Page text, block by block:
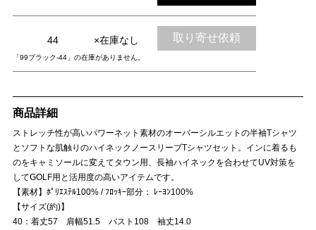
44 ×在庫なし 取り寄せ依頼
「99ブラック-44」の在庫がありません。
商品詳細
ストレッチ性が高いパワーネット素材のオーバーシルエットの半袖Tシャツ
とソフトな肌触りのハイネックノースリーブTシャツセット。インに着るも
のをキャミソールに変えてタウン用、長袖ハイネックを合わせてUV対策を
してGOLF用と活用度の高いアイテムです。
【素材】ﾎﾟﾘｴｽﾃﾙ100% / ﾌﾛｯｷｰ部分： ﾚｰﾖﾝ100%
【サイズ(約)】
40：着丈57 肩幅51.5 バスト108 袖丈14.0